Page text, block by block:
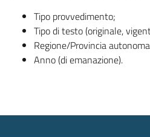
Tipo provvedimento;
Tipo di testo (originale,
Regione/Provincia
Anno (di emanazione).